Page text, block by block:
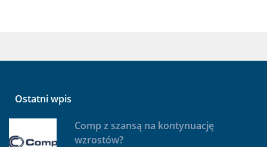
Ostatni wpis
Comp z szansą na kontynuację
wzrostów?